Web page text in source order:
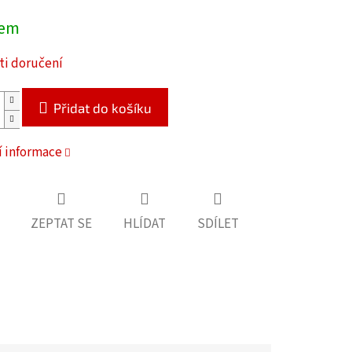
doručení
Přidat do košíku
ZEPTAT SE HLÍDAT SDÍLET